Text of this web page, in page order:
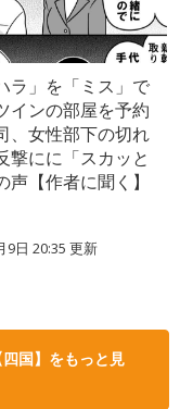
ラ」を「ミス」で
インの部屋を予約
、女性部下の切れ
撃にに「スカッと
声【作者に聞く】
9日 20:35 更新
国】をもっと見